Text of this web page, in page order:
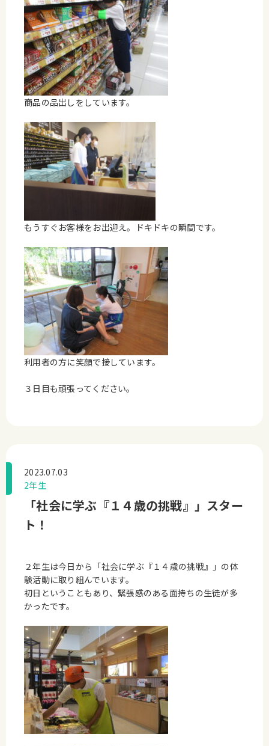
商品の品出しをしています。
もうすぐお客様をお出迎え。ドキドキの瞬間です。
利用者の方に笑顔で接しています。
３日目も頑張ってください。
2023.07.03
2年生
「社会に学ぶ『１４歳の挑戦』」スター
ト！
２年生は今日から「社会に学ぶ『１４歳の挑戦』」の体
験活動に取り組んでいます。
初日ということもあり、緊張感のある面持ちの生徒が多
かったです。